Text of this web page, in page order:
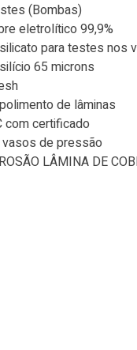
(Bombas)
eletrolítico 99,9%
para testes nos
65 microns
de lâminas
com certificado
de pressão
LÂMINA DE